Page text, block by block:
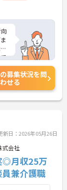
募集状況を問
せる
新日：2026年05月26日
式会社
◎月収25万
兼介護職